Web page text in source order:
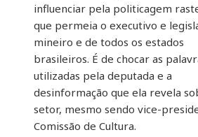
influenciar pela politicagem
que permeia o executivo e
mineiro e de todos os estados
brasileiros. É de chocar as
utilizadas pela deputada e a
desinformação que ela revela
setor, mesmo sendo vice-
Comissão de Cultura.